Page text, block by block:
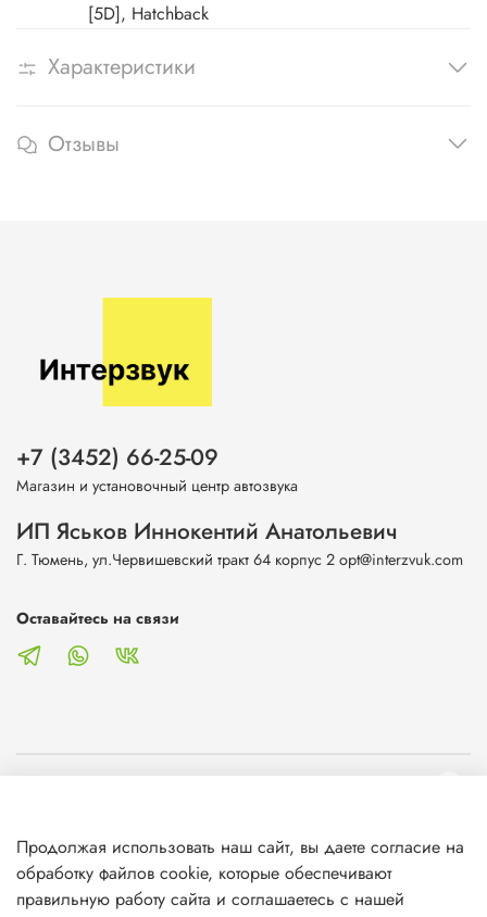
[5D], Hatchback
Характеристики
Отзывы
Клиентам
Информация
+7 (3452) 66-25-09
Магазин и установочный центр автозвука
ИП Яськов Иннокентий Анатольевич
Г. Тюмень, ул.Червишевский тракт 64 корпус 2 opt@interzvuk.com
Оставайтесь на связи
Продолжая использовать наш сайт, вы даете согласие на
обработку файлов cookie, которые обеспечивают
правильную работу сайта и соглашаетесь с нашей